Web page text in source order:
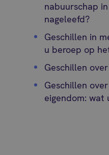
nabuurschap
nageleefd?
Geschillen in
u beroep op
Geschillen
Geschillen
eigendom: wat